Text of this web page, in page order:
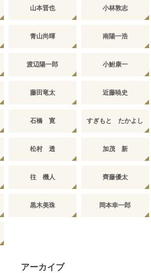
山本晋也 小林敦志
青山尚暉 南陽一浩
渡辺陽一郎 小鮒康一
藤田竜太 近藤暁史
石橋 寛 すぎもと たかよし
松村 透 加茂 新
往 機人 齊藤優太
黒木美珠 岡本幸一郎
アーカイブ